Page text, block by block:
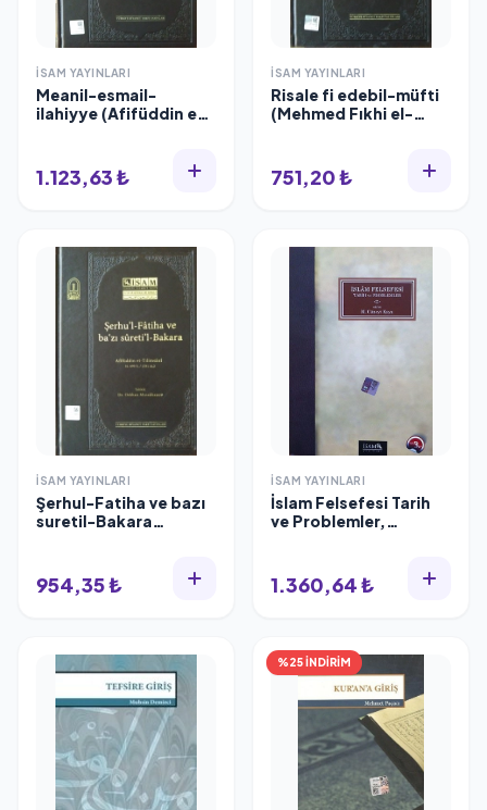
İSAM YAYINLARI
Meanil-esmail-
ilahiyye (Afifüddin et-
1.123,63 ₺
İSAM YAYINLARI
Risale fi edebil-müfti
(Mehmed Fıkhi el-
751,20 ₺
İSAM YAYINLARI
Şerhul-Fatiha ve bazı
suretil-Bakara
954,35 ₺
İSAM YAYINLARI
İslam Felsefesi Tarih
ve Problemler,
1.360,64 ₺
%25 İNDİRİM